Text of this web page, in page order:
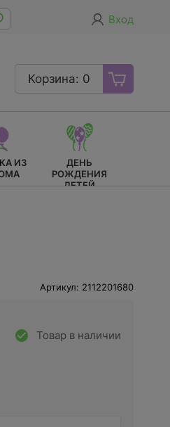
Вход
Корзина: 0
ИЗ
ДЕНЬ
РОЖДЕНИЯ
ДЕТЕЙ
Артикул: 2112201680
Товар в наличии